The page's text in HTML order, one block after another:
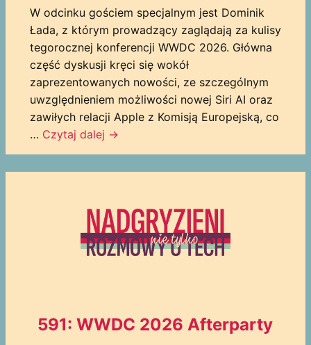
W odcinku gościem specjalnym jest Dominik
Łada, z którym prowadzący zaglądają za kulisy
tegorocznej konferencji WWDC 2026. Główna
część dyskusji kręci się wokół
zaprezentowanych nowości, ze szczególnym
uwzględnieniem możliwości nowej Siri AI oraz
zawiłych relacji Apple z Komisją Europejską, co
… Czytaj dalej →
591: WWDC 2026 Afterparty